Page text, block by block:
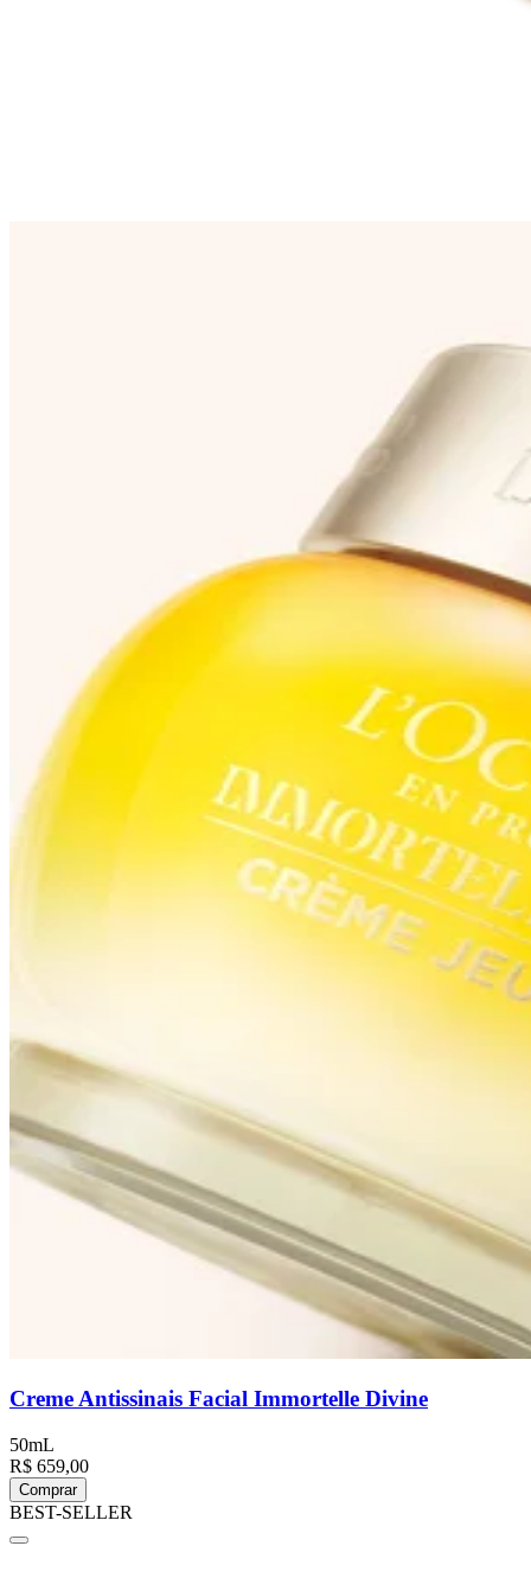
Creme Antissinais Facial Immortelle Divine
50mL
R$ 659,00
Comprar
BEST-SELLER